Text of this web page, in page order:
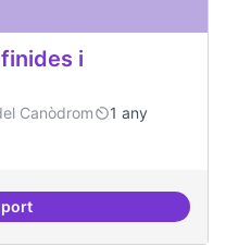
i
Canòdrom
1 any
de formació definides i